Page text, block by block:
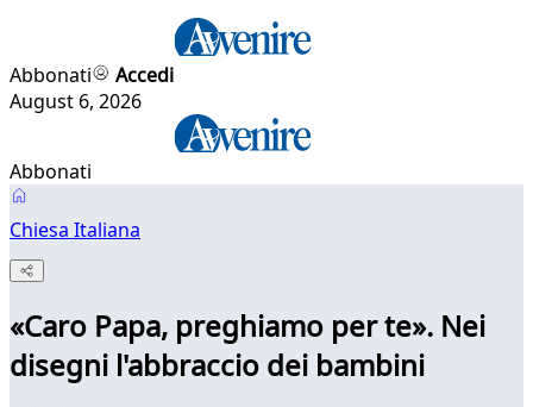
Abbonati
Accedi
August 6, 2026
Abbonati
Chiesa Italiana
«Caro Papa, preghiamo per te». Nei
disegni l'abbraccio dei bambini